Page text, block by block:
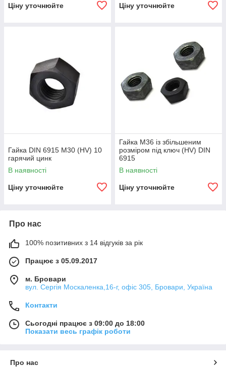
Ціну уточнюйте Ціну уточнюйте
Гайка DIN 6915 M30 (HV) 10
гарячий цинк
В наявності
Ціну уточнюйте
Гайка М36 із збільшеним
розміром під ключ (HV) DIN
6915
В наявності
Ціну уточнюйте
Про нас
100% позитивних з 14 відгуків за рік
Працює з 05.09.2017
м. Бровари
вул. Сергія Москаленка,16-г, офіс 305, Бровари, Україна
Контакти
Сьогодні працює з 09:00 до 18:00
Показати весь графік роботи
Про нас